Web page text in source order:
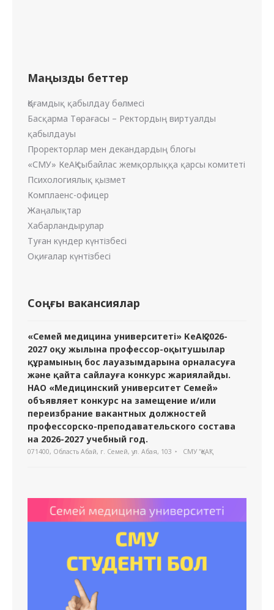
Маңызды беттер
Қоғамдық қабылдау бөлмесі
Басқарма Төрағасы – Ректордың виртуалды
қабылдауы
Проректорлар мен декандардың блогы
«СМУ» КеАҚ сыбайлас жемқорлыққа қарсы комитеті
Психологиялық қызмет
Комплаенс-офицер
Жаңалықтар
Хабарландырулар
Туған күндер күнтізбесі
Оқиғалар күнтізбесі
Соңғы вакансиялар
«Семей медицина университеті» КеАҚ 2026-
2027 оқу жылына профессор-оқытушылар
құрамының бос лауазымдарына орналасуға
және қайта сайлауға конкурс жариялайды.
НАО «Медицинский университет Семей»
объявляет конкурс на замещение и/или
переизбрание вакантных должностей
профессорско-преподавательского состава
на 2026-2027 учебный год.
071400, Область Абай, г. Семей, ул. Абая, 103 СМУ "ҚеАҚ"